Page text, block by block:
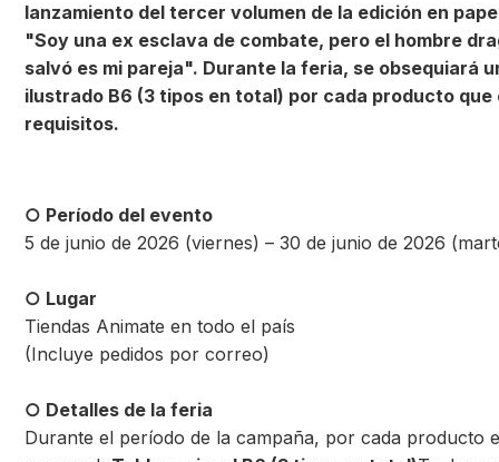
lanzamiento del tercer volumen de la edición en
"Soy una ex esclava de combate, pero el hombre
salvó es mi pareja". Durante la feria, se obsequiará
ilustrado B6 (3 tipos en total) por cada producto que
requisitos.
○ Período del evento
5 de junio de 2026 (viernes) – 30 de junio de 2026
○ Lugar
Tiendas Animate en todo el país
(Incluye pedidos por correo)
○ Detalles de la feria
Durante el período de la campaña, por cada producto